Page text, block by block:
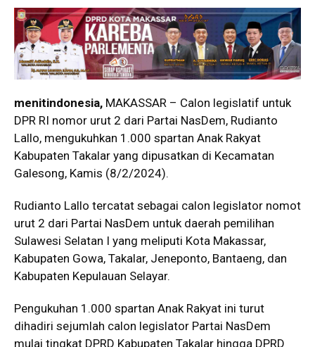
menitindonesia, MAKASSAR – Calon legislatif untuk
DPR RI nomor urut 2 dari Partai NasDem, Rudianto
Lallo, mengukuhkan 1.000 spartan Anak Rakyat
Kabupaten Takalar yang dipusatkan di Kecamatan
Galesong, Kamis (8/2/2024).
Rudianto Lallo tercatat sebagai calon legislator nomot
urut 2 dari Partai NasDem untuk daerah pemilihan
Sulawesi Selatan I yang meliputi Kota Makassar,
Kabupaten Gowa, Takalar, Jeneponto, Bantaeng, dan
Kabupaten Kepulauan Selayar.
Pengukuhan 1.000 spartan Anak Rakyat ini turut
dihadiri sejumlah calon legislator Partai NasDem
mulai tingkat DPRD Kabupaten Takalar hingga DPRD